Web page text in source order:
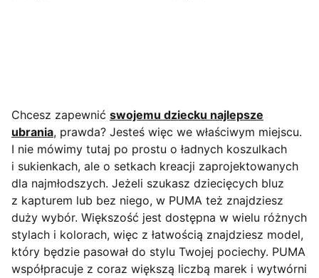
Chcesz zapewnić swojemu dziecku najlepsze
ubrania, prawda? Jesteś więc we właściwym miejscu.
I nie mówimy tutaj po prostu o ładnych koszulkach
i sukienkach, ale o setkach kreacji zaprojektowanych
dla najmłodszych. Jeżeli szukasz dziecięcych bluz
z kapturem lub bez niego, w PUMA też znajdziesz
duży wybór. Większość jest dostępna w wielu różnych
stylach i kolorach, więc z łatwością znajdziesz model,
który będzie pasował do stylu Twojej pociechy. PUMA
współpracuje z coraz większą liczbą marek i wytwórni